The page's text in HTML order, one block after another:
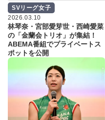
SVリーグ女子
2026.03.10
林琴奈・宮部愛芽世・西崎愛菜
の「金蘭会トリオ」が集結！
ABEMA番組でプライベートス
ポットを公開